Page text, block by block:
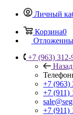
Личный
Корзина0
+7 (963) 312-
Назад
+7 (963)
+7 (911)
+7 (911)